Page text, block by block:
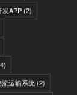
发APP(2)
运输系统(2)